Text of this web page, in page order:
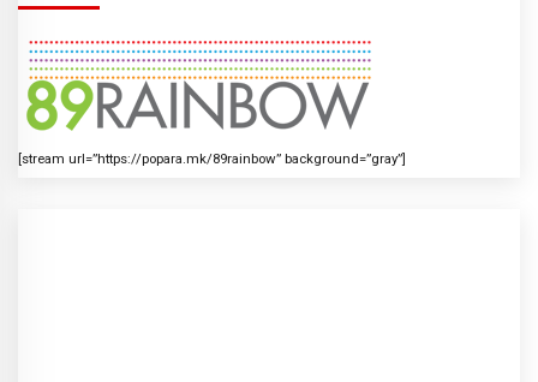
[stream url=”https://popara.mk/89rainbow” background=”gray”]